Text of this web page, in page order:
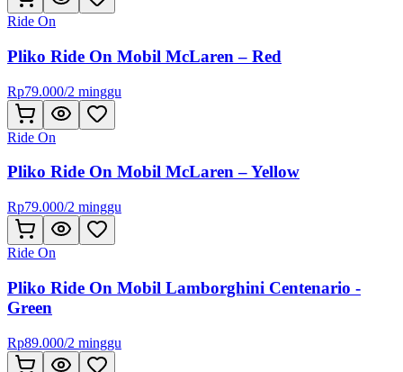
Ride On
Pliko Ride On Mobil McLaren – Red
Rp79.000/2 minggu
Ride On
Pliko Ride On Mobil McLaren – Yellow
Rp79.000/2 minggu
Ride On
Pliko Ride On Mobil Lamborghini Centenario -
Green
Rp89.000/2 minggu